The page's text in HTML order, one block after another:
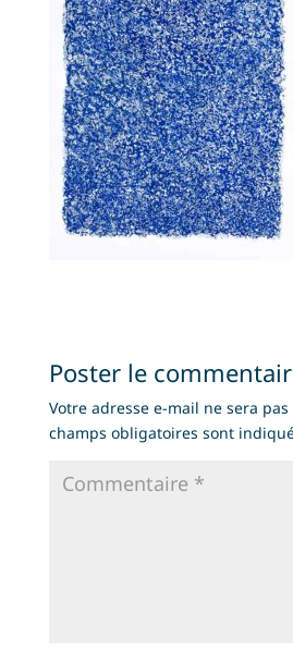
Poster le
Votre adresse e-mail ne sera
champs obligatoires sont